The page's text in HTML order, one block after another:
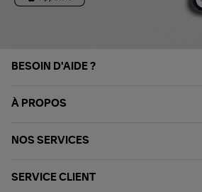
BESOIN D'AIDE ?
À PROPOS
NOS SERVICES
SERVICE CLIENT